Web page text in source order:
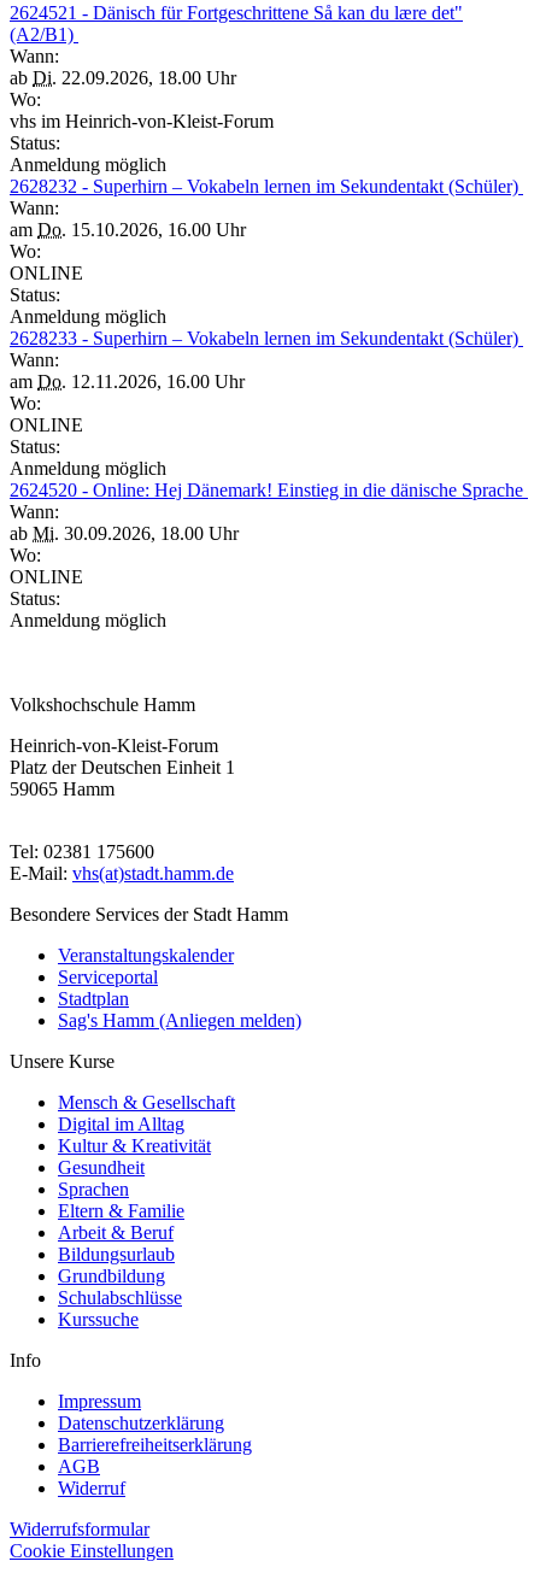
2624521 - Dänisch für Fortgeschrittene Så kan du lære det"
(A2/B1)
Wann:
ab Di. 22.09.2026, 18.00 Uhr
Wo:
vhs im Heinrich-von-Kleist-Forum
Status:
Anmeldung möglich
2628232 - Superhirn – Vokabeln lernen im Sekundentakt (Schüler)
Wann:
am Do. 15.10.2026, 16.00 Uhr
Wo:
ONLINE
Status:
Anmeldung möglich
2628233 - Superhirn – Vokabeln lernen im Sekundentakt (Schüler)
Wann:
am Do. 12.11.2026, 16.00 Uhr
Wo:
ONLINE
Status:
Anmeldung möglich
2624520 - Online: Hej Dänemark! Einstieg in die dänische Sprache
Wann:
ab Mi. 30.09.2026, 18.00 Uhr
Wo:
ONLINE
Status:
Anmeldung möglich
Volkshochschule Hamm
Heinrich-von-Kleist-Forum
Platz der Deutschen Einheit 1
59065 Hamm
Tel: 02381 175600
E-Mail: vhs(at)stadt.hamm.de
Besondere Services der Stadt Hamm
Veranstaltungskalender
Serviceportal
Stadtplan
Sag's Hamm (Anliegen melden)
Unsere Kurse
Mensch & Gesellschaft
Digital im Alltag
Kultur & Kreativität
Gesundheit
Sprachen
Eltern & Familie
Arbeit & Beruf
Bildungsurlaub
Grundbildung
Schulabschlüsse
Kurssuche
Info
Impressum
Datenschutzerklärung
Barrierefreiheitserklärung
AGB
Widerruf
Widerrufsformular
Cookie Einstellungen